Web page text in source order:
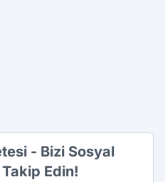
- Bizi Sosyal
Edin!